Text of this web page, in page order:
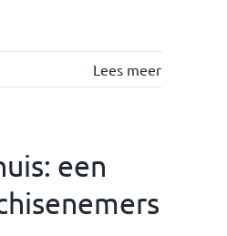
Lees meer
een